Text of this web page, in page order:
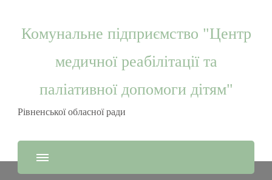
Комунальне підприємство "Центр
медичної реабілітації та
паліативної допомоги дітям"
Рівненської обласної ради